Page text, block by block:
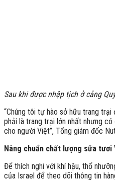
Sau khi được nhập tịch ở cảng
“Chúng tôi tự hào sở hữu trang
phải là trang trại lớn nhất nhưng
cho người Việt”, Tổng giám đốc
Nâng chuẩn chất lượng sữa tươi
Để thích nghi với khí hậu, thổ
của Israel để theo dõi thông tin